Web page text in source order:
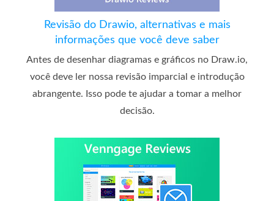
Revisão do Drawio, alternativas e mais
informações que você deve saber
Antes de desenhar diagramas e gráficos no Draw.io,
você deve ler nossa revisão imparcial e introdução
abrangente. Isso pode te ajudar a tomar a melhor
decisão.